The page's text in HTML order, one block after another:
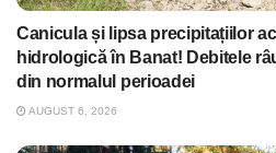
Canicula și lipsa precipitațiilor
hidrologică în Banat! Debitele
din normalul perioadei
AUGUST 6, 2026